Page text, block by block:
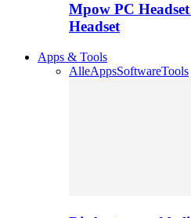
Mpow PC
Headset
Apps & Tools
AlleAppsSoftwareTools